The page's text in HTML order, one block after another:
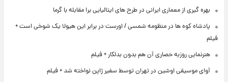
بهره گیری از معماری ایرانی در طرح های ایتالیایی برا مقابله با گرما
پادشاه کوه ها در منظومه شمسی / اورست در برابر این هیولا یک شوخی است +
فیلم
هنرنمایی روزبه حصاری آن هم بدون بدلکار + فیلم
آوای موسیقی اوشین در تهران توسط سفیر ژاپن نواخته شد + فیلم